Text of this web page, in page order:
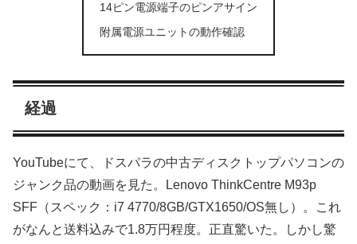
14ピン電源端子のピンアサイン
附属電源ユニットの動作確認
経過
YouTubeにて、ドスパラの中古ディスクトップパソコンの
ジャンク品の動画を見た。Lenovo ThinkCentre M93p
SFF（スペック：i7 4770/8GB/GTX1650/OS無し）。これ
がなんと送料込みで1.8万円程度。正直驚いた。しかし驚